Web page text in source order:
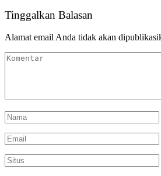
Tinggalkan Balasan
Alamat email Anda tidak akan